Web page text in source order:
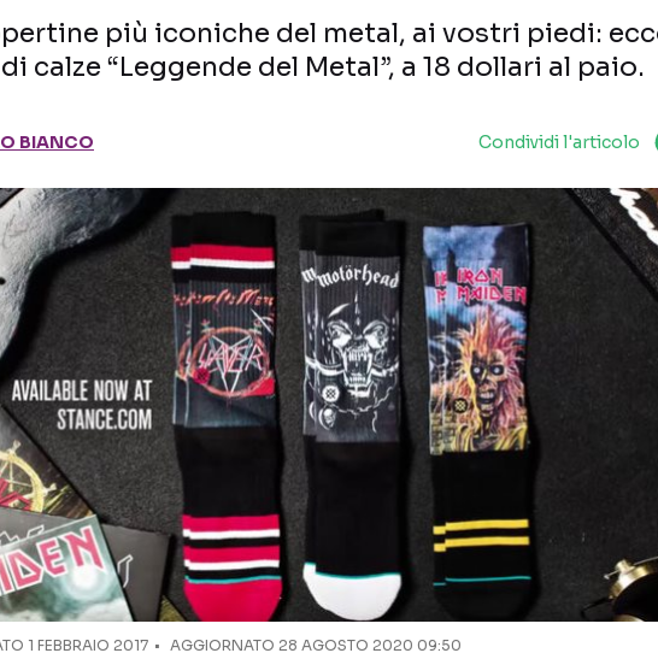
più iconiche del metal, ai vostri piedi:
calze “Leggende del Metal”, a 18 dollari al paio.
BIANCO Condividi l'articolo
1 FEBBRAIO 2017 AGGIORNATO 28 AGOSTO 2020 09:50